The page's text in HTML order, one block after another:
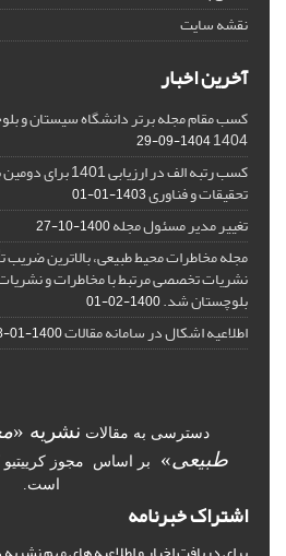
نقشه سایت
آخرین اخبار
کسب مقام مجله برتر دانشگاه سیستان و
1404
1404-09-29
کسب رتبه الف در
تحقیقات و فناوری1403-01-01
تغییر مدیر مسئول مجله1400-10-27
نشریات تخصصی مرتبط با مخاطرات و
بلوچستان شد.1400-02-01
اطلاعیه اشکال در سامانه مقالات1400-01-18
دسترسی به مقالات نشریه «
طبیعی» بر اساس مجوز کرییتیو
است.
اشتراک خبرنامه